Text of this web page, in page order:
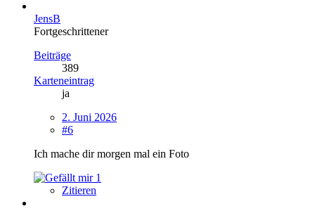
JensB
Fortgeschrittener
Beiträge
389
Karteneintrag
ja
2. Juni 2026
#6
Ich mache dir morgen mal ein Foto
1
Zitieren